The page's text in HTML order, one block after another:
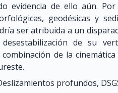
evidencia de ello aún.
geodésicas y
ser atribuida a un
de su
de la
profundos,